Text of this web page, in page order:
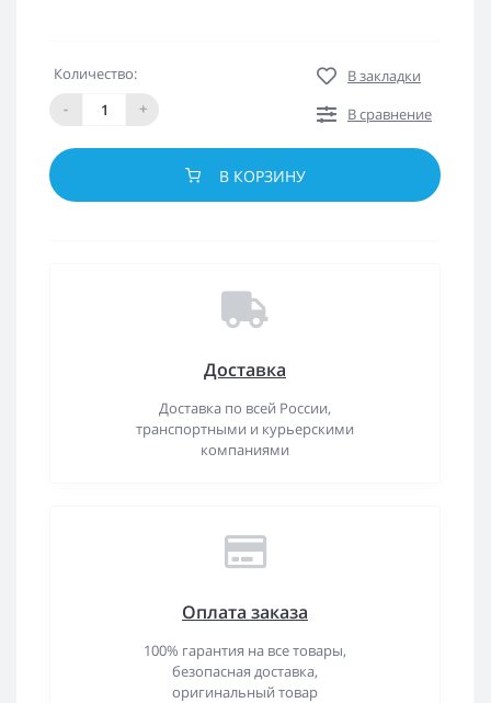
Количество:
-
+
В закладки
В сравнение
В КОРЗИНУ
Доставка
Доставка по всей России,
транспортными и курьерскими
компаниями
Оплата заказа
100% гарантия на все товары,
безопасная доставка,
оригинальный товар